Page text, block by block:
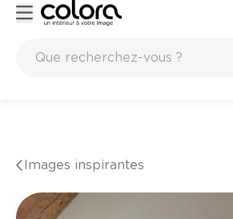
Images inspirantes